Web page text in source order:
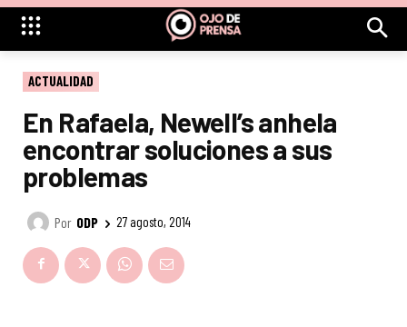
ACTUALIDAD
En Rafaela, Newell’s anhela
encontrar soluciones a sus
problemas
Por ODP 27 agosto, 2014